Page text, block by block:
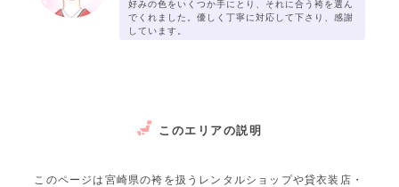
好みの色をいくつか手にとり、それに合う袴を選ん
でくれました。優しく丁寧に対応して下さり、感謝
しています。
このエリアの説明
このページは宮崎県の袴を扱うレンタルショップや貸衣装店・